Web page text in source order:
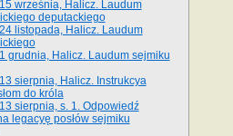
września, Halicz. Laudum
deputackiego
listopada, Halicz. Laudum
grudnia, Halicz. Laudum sejmiku
sierpnia, Halicz. Instrukcya
do króla
sierpnia, s. 1. Odpowiedź
legacyę posłów sejmiku